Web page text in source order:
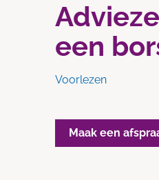
een
Voorlezen
Maak een